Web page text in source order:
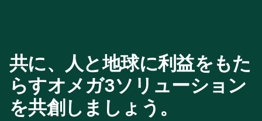
共に、人と地球に利益をもた
らすオメガ3ソリューション
を共創しましょう。